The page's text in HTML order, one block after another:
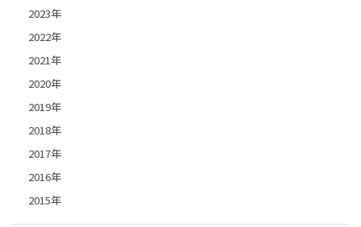
2023年
2022年
2021年
2020年
2019年
2018年
2017年
2016年
2015年